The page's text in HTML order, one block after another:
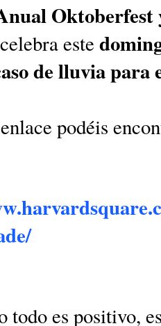
Oktoberfest
este
de lluvia para
podéis
todo es positivo,